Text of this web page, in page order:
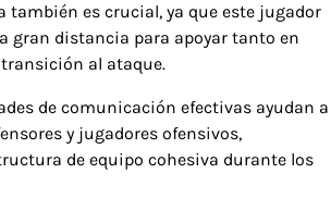
también es crucial, ya que este jugador
gran distancia para apoyar tanto en
al ataque.
de comunicación efectivas ayudan a
y jugadores ofensivos,
de equipo cohesiva durante los